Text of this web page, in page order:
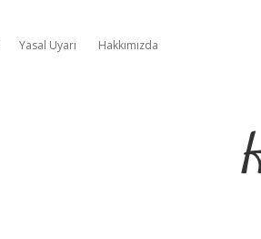
Yasal Uyarı Hakkımızda